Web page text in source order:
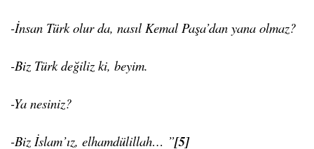
-İnsan Türk olur da, nasıl Kemal Paşa’dan yana olmaz?
-Biz Türk değiliz ki, beyim.
-Ya nesiniz?
-Biz İslam’ız, elhamdülillah… ”[5]